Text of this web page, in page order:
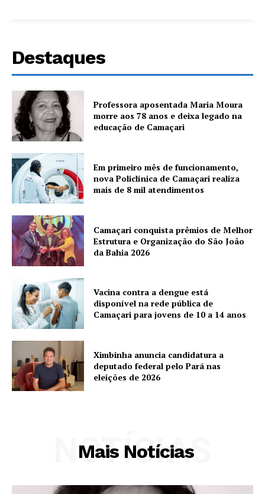
Destaques
Professora aposentada Maria Moura
morre aos 78 anos e deixa legado na
educação de Camaçari
Em primeiro mês de funcionamento,
nova Policlínica de Camaçari realiza
mais de 8 mil atendimentos
Camaçari conquista prêmios de Melhor
Estrutura e Organização do São João
da Bahia 2026
Vacina contra a dengue está
disponível na rede pública de
Camaçari para jovens de 10 a 14 anos
Ximbinha anuncia candidatura a
deputado federal pelo Pará nas
eleições de 2026
Mais Notícias
NOTÍCIAS